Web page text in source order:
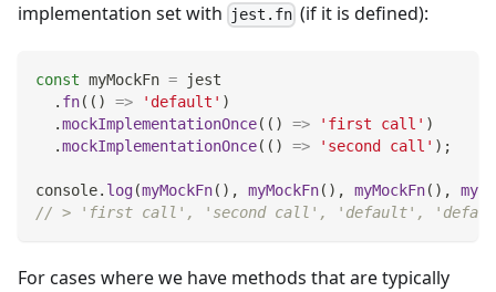
implementation set with
jest.fn (if it is defined):
const myMockFn = jest
. fn( ( ) => 'default' )
.mockImplementationOnce( ( ) => 'first call' )
.mockImplementationOnce( ( ) => 'second call' ) ;
console. log(myMockFn( ) , myMockFn( ) , myMockFn( ) ,
// > 'first call', 'second call', 'default',
For cases where we have methods that are typically